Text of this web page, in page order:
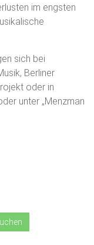
im engsten
sich bei
Berliner
oder in
unter „Menzman